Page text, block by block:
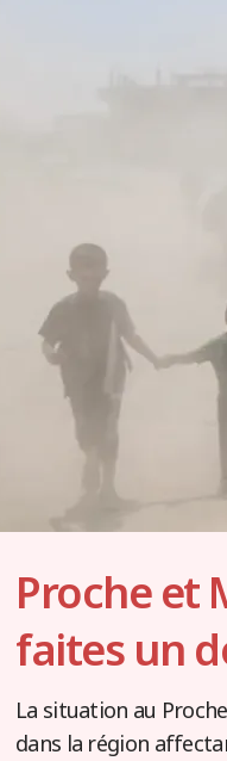
Proche et
faites un
La situation au
dans la région